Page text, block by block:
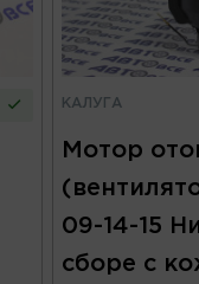
КАЛУГА
Мотор
09-14-15
сборе с